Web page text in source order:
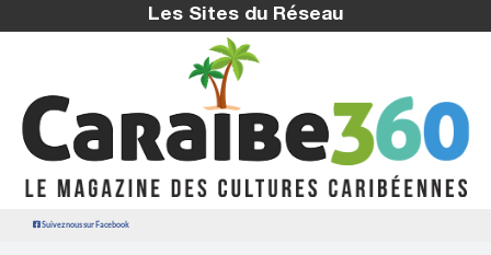
Les Sites du Réseau
Suivez nous sur Facebook